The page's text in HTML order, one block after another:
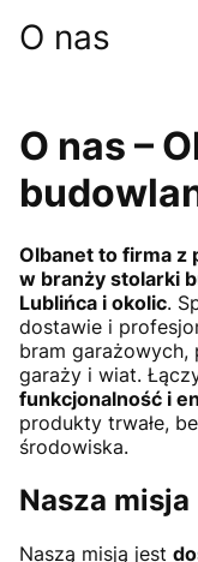
O nas
O nas –
Olbanet to firma z
w branży stolarki
Lublińca i okolic.
dostawie i
bram garażowych,
garaży i wiat.
funkcjonalność i
produkty trwałe,
środowiska.
Nasza misja
Naszą misją jest